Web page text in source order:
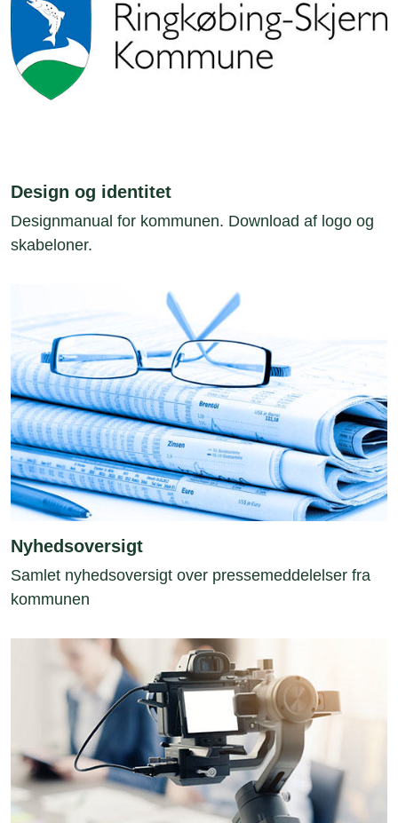
Design og identitet
Designmanual for kommunen. Download af logo og
skabeloner.
Nyhedsoversigt
Samlet nyhedsoversigt over pressemeddelelser fra
kommunen